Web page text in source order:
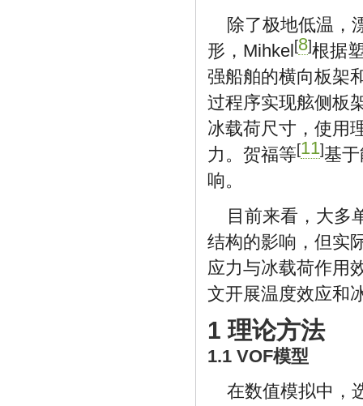
除了极地低温，
形，Mihkel[8]根据
强船舶的横向板架
过程序实现舷侧板
冰载荷尺寸，使用
力。贺福等[11]基
响。
目前来看，大多
结构的影响，但实
应力与冰载荷作用
文开展温度效应和
1 理论方法
1.1 VOF模型
在数值模拟中，